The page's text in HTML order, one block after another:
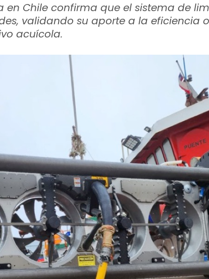
Chile confirma que el sistema de
validando su aporte a la eficiencia
acuícola.